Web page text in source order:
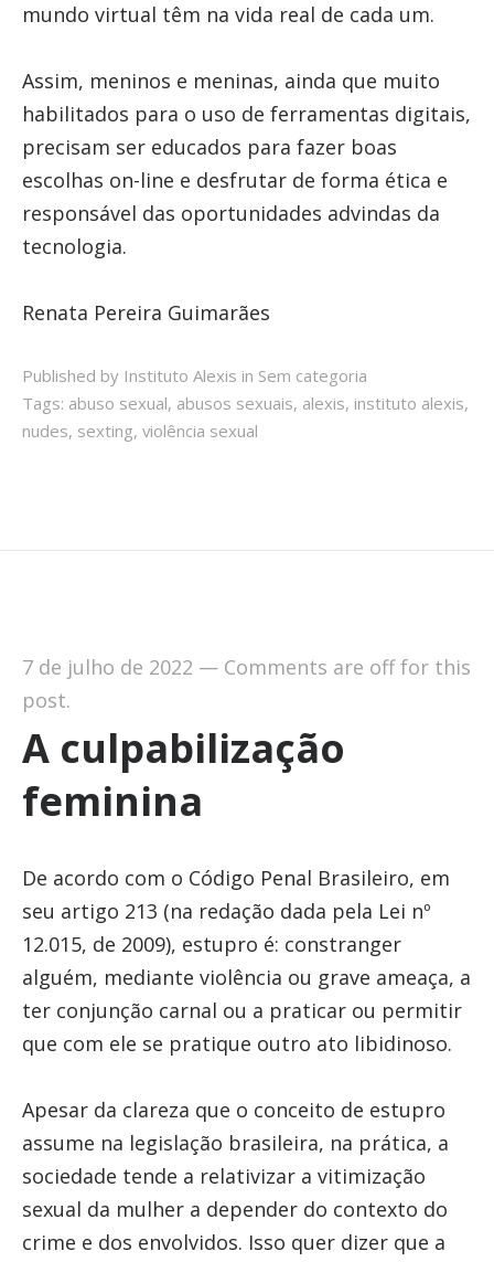
mundo virtual têm na vida real de cada um.
Assim, meninos e meninas, ainda que muito
habilitados para o uso de ferramentas digitais,
precisam ser educados para fazer boas
escolhas on-line e desfrutar de forma ética e
responsável das oportunidades advindas da
tecnologia.
Renata Pereira Guimarães
Published by Instituto Alexis in Sem categoria
Tags: abuso sexual, abusos sexuais, alexis, instituto alexis,
nudes, sexting, violência sexual
7 de julho de 2022 — Comments are off for this
post.
A culpabilização
feminina
De acordo com o Código Penal Brasileiro, em
seu artigo 213 (na redação dada pela Lei nº
12.015, de 2009), estupro é: constranger
alguém, mediante violência ou grave ameaça, a
ter conjunção carnal ou a praticar ou permitir
que com ele se pratique outro ato libidinoso.
Apesar da clareza que o conceito de estupro
assume na legislação brasileira, na prática, a
sociedade tende a relativizar a vitimização
sexual da mulher a depender do contexto do
crime e dos envolvidos. Isso quer dizer que a